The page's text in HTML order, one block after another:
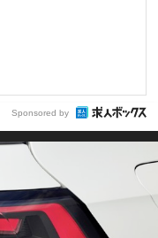
Sponsored by